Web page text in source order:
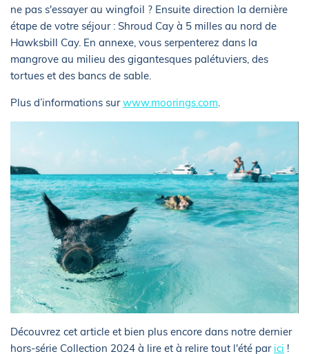
ne pas s'essayer au wingfoil ? Ensuite direction la dernière
étape de votre séjour : Shroud Cay à 5 milles au nord de
Hawksbill Cay. En annexe, vous serpenterez dans la
mangrove au milieu des gigantesques palétuviers, des
tortues et des bancs de sable.
Plus d’informations surwww.moorings.com
Découvrez cet article et bien plus encore dans notre dernier
hors-série Collection 2024 à lire et à relire tout l'été par ici !